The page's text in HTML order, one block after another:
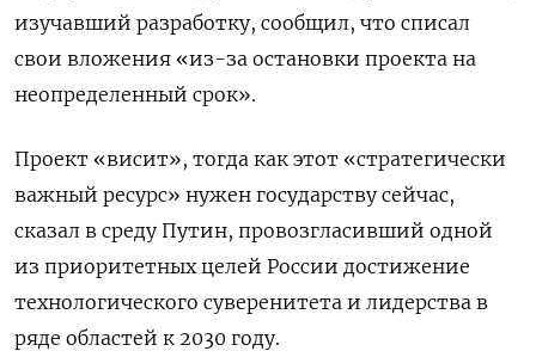
изучавший разработку, сообщил, что списал
свои вложения «из-за остановки проекта на
неопределенный срок».
Проект «висит», тогда как этот «стратегически
важный ресурс» нужен государству сейчас,
сказал в среду Путин, провозгласивший одной
из приоритетных целей России достижение
технологического суверенитета и лидерства в
ряде областей к 2030 году.